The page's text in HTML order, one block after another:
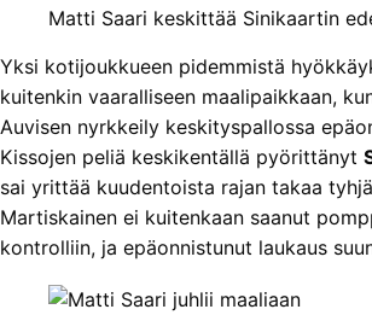
Matti Saari keskittää Sinikaartin
Yksi kotijoukkueen pidemmistä
kuitenkin vaaralliseen maalipaikkaan,
Auvisen nyrkkeily keskityspallossa
Kissojen peliä keskikentällä pyörittänyt
sai yrittää kuudentoista rajan takaa
Martiskainen ei kuitenkaan saanut
kontrolliin, ja epäonnistunut laukaus